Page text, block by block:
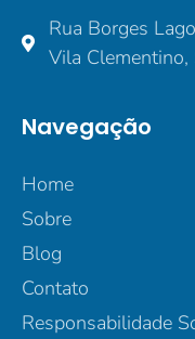
Rua Borges
Vila Clementino,
Navegação
Home
Sobre
Blog
Contato
Responsabilidade